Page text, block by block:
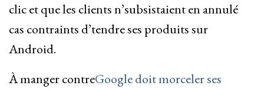
clic et que les clients n’subsistaient en annulé
cas contraints d’tendre ses produits sur
Android.
À manger contreGoogle doit morceler ses